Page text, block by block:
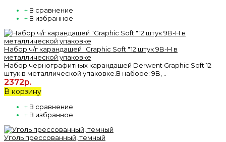
+ В сравнение
+ В избранное
Набор ч/г карандашей "Graphic Soft "12 штук 9B-H в
металлической упаковке
Набор чернографитных карандашей Derwent Graphic Soft 12
штук в металлической упаковке.В наборе: 9B, ..
2372р.
В корзину
+ В сравнение
+ В избранное
Уголь прессованный, темный